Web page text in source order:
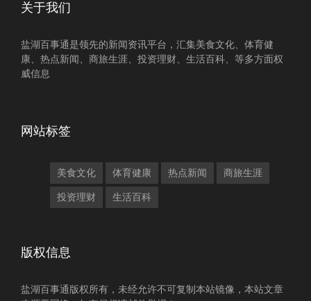
关于我们
盐湖百事通是领先的新闻资讯平台，汇集美食文化、体育健
康、热点新闻、商旅生涯、投资理财、生活百科、等多方面权
威信息
网站标签
美食文化 体育健康 热点新闻 商旅生涯
投资理财 生活百科
版权信息
盐湖百事通版权所有，未经允许不可复制本站镜像，本站文章